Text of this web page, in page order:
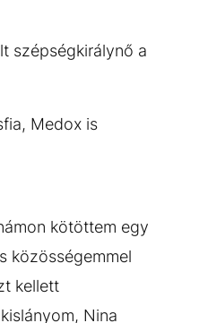
szépségkirálynő a
Medox is
kötöttem egy
közösségemmel
kellett
Nina